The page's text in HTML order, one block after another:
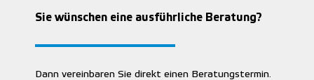
Sie wünschen eine ausführliche Beratung?
Dann vereinbaren Sie direkt einen Beratungstermin.